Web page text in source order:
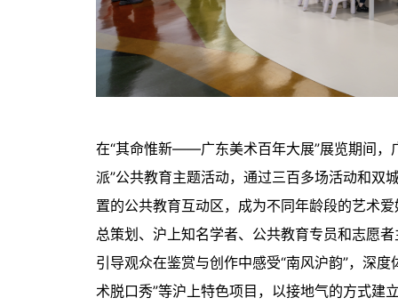
在“其命惟新——广东美术百年大展”展览期间，
派”公共教育主题活动，通过三百多场活动和双
置的公共教育互动区，成为不同年龄段的艺术
总策划、沪上知名学者、公共教育专员和志愿
引导观众在鉴赏与创作中感受“南风沪韵”，深
术脱口秀”等沪上特色项目，以接地气的方式建